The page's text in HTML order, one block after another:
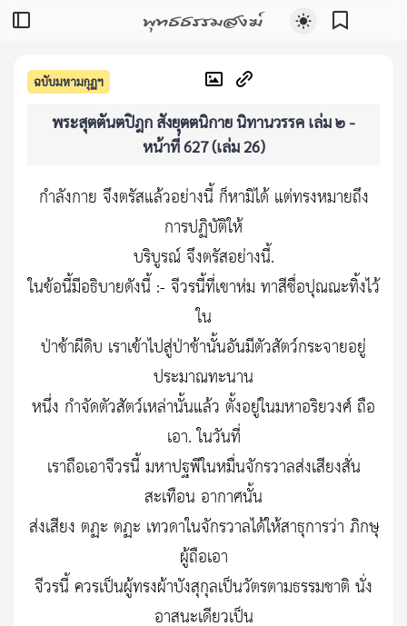
พุทธธรรมสงฆ์
ฉบับมหามกุฏฯ
พระสุตตันตปิฎก สังยุตตนิกาย นิทานวรรค เล่ม ๒ -
หน้าที่ 627 (เล่ม 26)
กำลังกาย จึงตรัสแล้วอย่างนี้ ก็หามิได้ แต่ทรงหมายถึง
การปฏิบัติให้
บริบูรณ์ จึงตรัสอย่างนี้.
ในข้อนี้มีอธิบายดังนี้ :- จีวรนี้ที่เขาห่ม ทาสีชื่อปุณณะทิ้งไว้
ใน
ป่าช้าผีดิบ เราเข้าไปสู่ป่าช้านั้นอันมีตัวสัตว์กระจายอยู่
ประมาณทะนาน
หนึ่ง กำจัดตัวสัตว์เหล่านั้นแล้ว ตั้งอยู่ในมหาอริยวงศ์ ถือ
เอา. ในวันที่
เราถือเอาจีวรนี้ มหาปฐพีในหมื่นจักรวาลส่งเสียงสั่น
สะเทือน อากาศนั้น
ส่งเสียง ตฏะ ตฏะ เทวดาในจักรวาลได้ให้สาธุการว่า ภิกษุ
ผู้ถือเอา
จีวรนี้ ควรเป็นผู้ทรงผ้าบังสุกุลเป็นวัตรตามธรรมชาติ นั่ง
อาสนะเดียวเป็น